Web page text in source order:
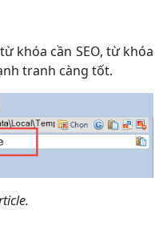
khóa cần SEO, từ khóa
tranh càng tốt.